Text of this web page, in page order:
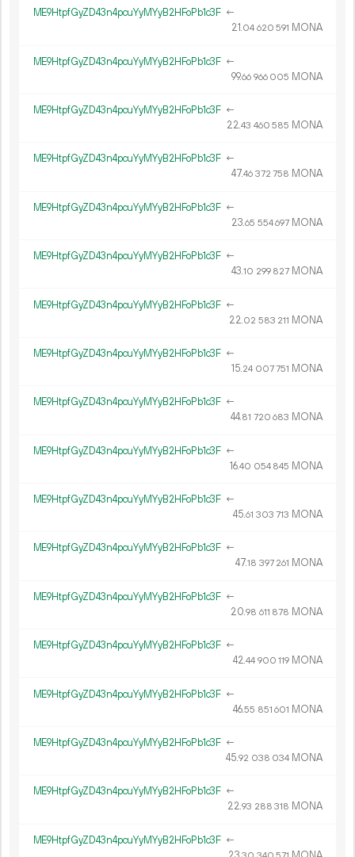
ME9HtpfGyZD43n4pcuYyMYyB2HFoPb1c3F ←
21.04 620 591 MONA
ME9HtpfGyZD43n4pcuYyMYyB2HFoPb1c3F ←
99.66 966 005 MONA
ME9HtpfGyZD43n4pcuYyMYyB2HFoPb1c3F ←
22.43 460 585 MONA
ME9HtpfGyZD43n4pcuYyMYyB2HFoPb1c3F ←
47.46 372 758 MONA
ME9HtpfGyZD43n4pcuYyMYyB2HFoPb1c3F ←
23.65 554697 MONA
ME9HtpfGyZD43n4pcuYyMYyB2HFoPb1c3F ←
43.10 299 827 MONA
ME9HtpfGyZD43n4pcuYyMYyB2HFoPb1c3F ←
22.02 583 211 MONA
ME9HtpfGyZD43n4pcuYyMYyB2HFoPb1c3F ←
15.24 007751 MONA
ME9HtpfGyZD43n4pcuYyMYyB2HFoPb1c3F ←
44.81 720 683 MONA
ME9HtpfGyZD43n4pcuYyMYyB2HFoPb1c3F ←
16.40 054 845 MONA
ME9HtpfGyZD43n4pcuYyMYyB2HFoPb1c3F ←
45.61 303 713 MONA
ME9HtpfGyZD43n4pcuYyMYyB2HFoPb1c3F ←
47.18 397 261 MONA
ME9HtpfGyZD43n4pcuYyMYyB2HFoPb1c3F ←
20.98 611 878 MONA
ME9HtpfGyZD43n4pcuYyMYyB2HFoPb1c3F ←
42.44 900 119 MONA
ME9HtpfGyZD43n4pcuYyMYyB2HFoPb1c3F ←
46.55 851 601 MONA
ME9HtpfGyZD43n4pcuYyMYyB2HFoPb1c3F ←
45.92 038 034 MONA
ME9HtpfGyZD43n4pcuYyMYyB2HFoPb1c3F ←
22.93 288 318 MONA
ME9HtpfGyZD43n4pcuYyMYyB2HFoPb1c3F ←